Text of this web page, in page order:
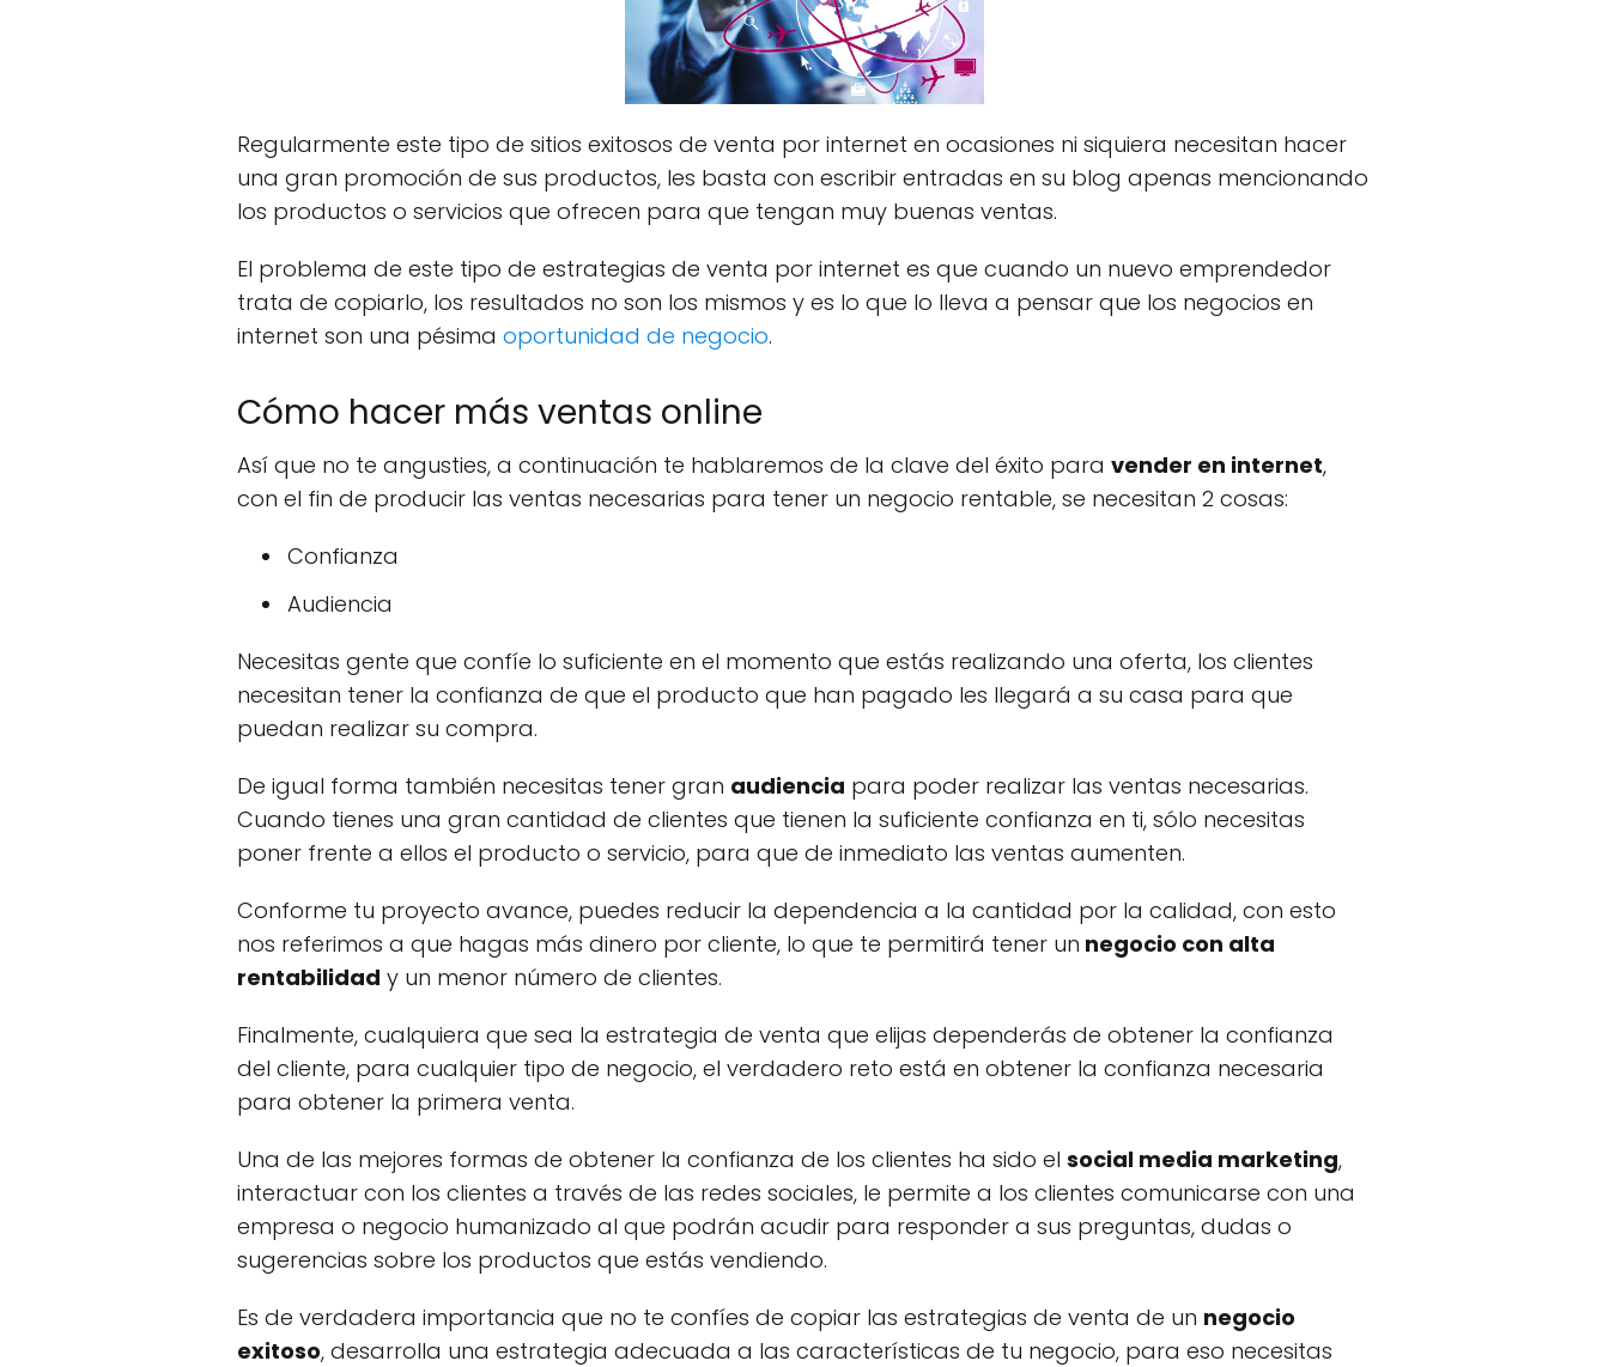
Regularmente este tipo de sitios exitosos de venta por internet en ocasiones ni siquiera necesitan hacer
una gran promoción de sus productos, les basta con escribir entradas en su blog apenas mencionando
los productos o servicios que ofrecen para que tengan muy buenas ventas.
El problema de este tipo de estrategias de venta por internet es que cuando un nuevo emprendedor
trata de copiarlo, los resultados no son los mismos y es lo que lo lleva a pensar que los negocios en
internet son una pésima oportunidad de negocio.
Cómo hacer más ventas online
Así que no te angusties, a continuación te hablaremos de la clave del éxito para vender en internet,
con el fin de producir las ventas necesarias para tener un negocio rentable, se necesitan 2 cosas:
Confianza
Audiencia
Necesitas gente que confíe lo suficiente en el momento que estás realizando una oferta, los clientes
necesitan tener la confianza de que el producto que han pagado les llegará a su casa para que
puedan realizar su compra.
De igual forma también necesitas tener gran audiencia para poder realizar las ventas necesarias.
Cuando tienes una gran cantidad de clientes que tienen la suficiente confianza en ti, sólo necesitas
poner frente a ellos el producto o servicio, para que de inmediato las ventas aumenten.
Conforme tu proyecto avance, puedes reducir la dependencia a la cantidad por la calidad, con esto
nos referimos a que hagas más dinero por cliente, lo que te permitirá tener un negocio con alta
rentabilidad y un menor número de clientes.
Finalmente, cualquiera que sea la estrategia de venta que elijas dependerás de obtener la confianza
del cliente, para cualquier tipo de negocio, el verdadero reto está en obtener la confianza necesaria
para obtener la primera venta.
Una de las mejores formas de obtener la confianza de los clientes ha sido el social media marketing,
interactuar con los clientes a través de las redes sociales, le permite a los clientes comunicarse con una
empresa o negocio humanizado al que podrán acudir para responder a sus preguntas, dudas o
sugerencias sobre los productos que estás vendiendo.
Es de verdadera importancia que no te confíes de copiar las estrategias de venta de un negocio
exitoso, desarrolla una estrategia adecuada a las características de tu negocio, para eso necesitas